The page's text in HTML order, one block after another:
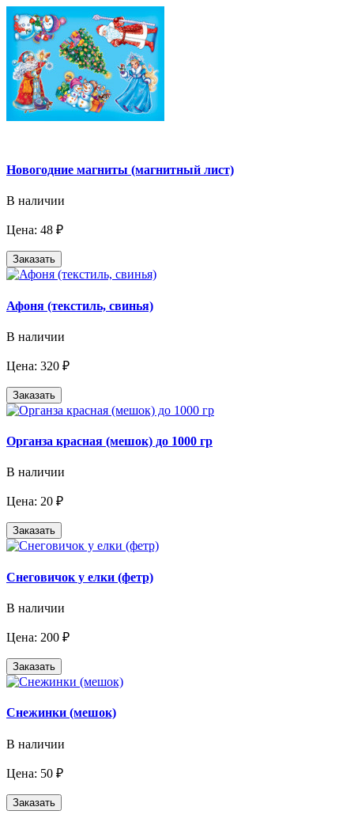
Новогодние магниты (магнитный лист)
В наличии
Цена: 48 ₽
Заказать
Афоня (текстиль, свинья)
В наличии
Цена: 320 ₽
Заказать
Органза красная (мешок) до 1000 гр
В наличии
Цена: 20 ₽
Заказать
Снеговичок у елки (фетр)
В наличии
Цена: 200 ₽
Заказать
Снежинки (мешок)
В наличии
Цена: 50 ₽
Заказать